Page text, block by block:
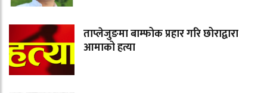
ताप्लेजुङमा बाम्फोक प्रहार गरि छोराद्वारा
आमाको हत्या